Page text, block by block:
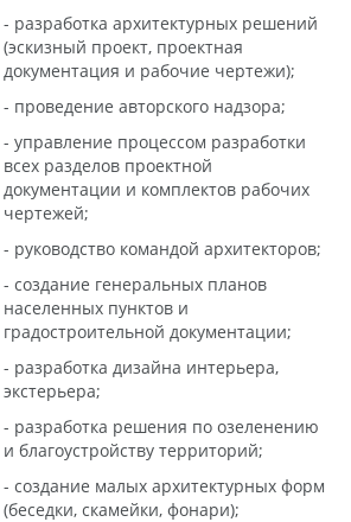
- разработка архитектурных решений
(эскизный проект, проектная
документация и рабочие чертежи);
- проведение авторского надзора;
- управление процессом разработки
всех разделов проектной
документации и комплектов рабочих
чертежей;
- руководство командой архитекторов;
- создание генеральных планов
населенных пунктов и
градостроительной документации;
- разработка дизайна интерьера,
экстерьера;
- разработка решения по озеленению
и благоустройству территорий;
- создание малых архитектурных форм
(беседки, скамейки, фонари);